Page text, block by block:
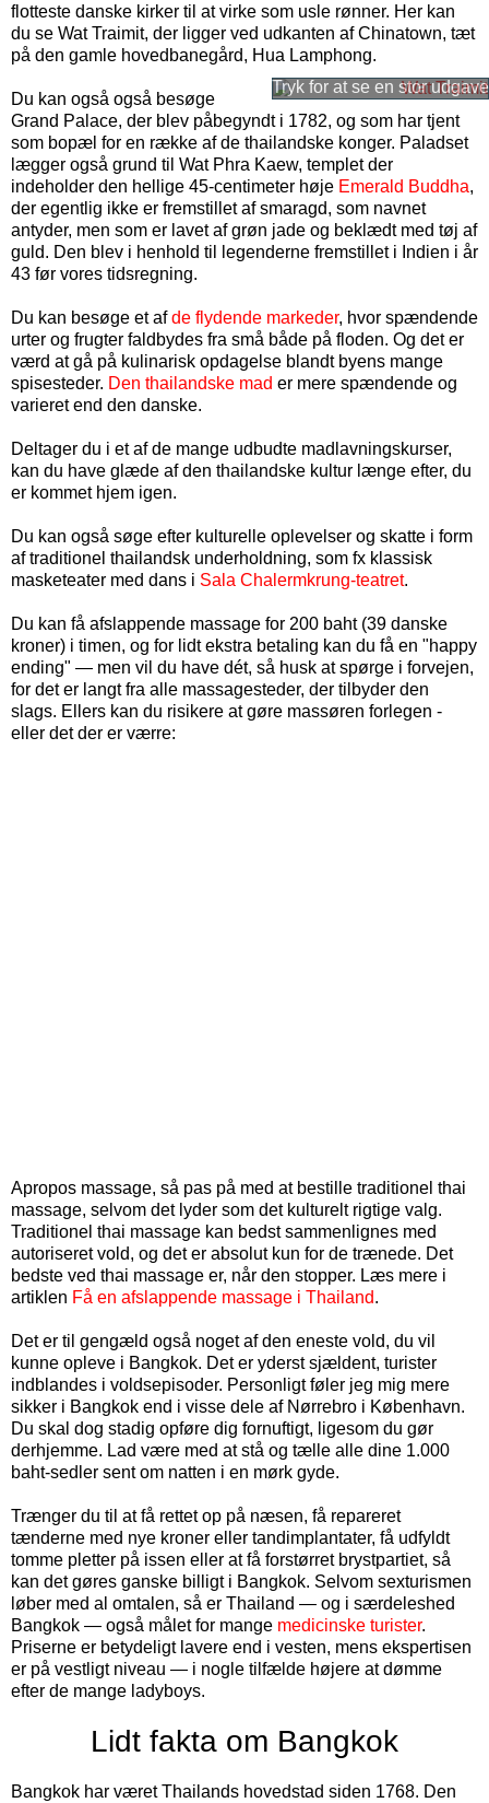
flotteste danske kirker til at virke som usle rønner. Her kan
du se Wat Traimit, der ligger ved udkanten af Chinatown, tæt
på den gamle hovedbanegård, Hua Lamphong.
Du kan også også besøge
Grand Palace, der blev påbegyndt i 1782, og som har tjent
som bopæl for en række af de thailandske konger. Paladset
lægger også grund til Wat Phra Kaew, templet der
indeholder den hellige 45-centimeter høje Emerald Buddha,
der egentlig ikke er fremstillet af smaragd, som navnet
antyder, men som er lavet af grøn jade og beklædt med tøj af
guld. Den blev i henhold til legenderne fremstillet i Indien i år
43 før vores tidsregning.
Du kan besøge et afde flydende markeder, hvor spændende
urter og frugter faldbydes fra små både på floden. Og det er
værd at gå på kulinarisk opdagelse blandt byens mange
spisesteder. Den thailandske mad er mere spændende og
varieret end den danske.
Deltager du i et af de mange udbudte madlavningskurser,
kan du have glæde af den thailandske kultur længe efter, du
er kommet hjem igen.
Du kan også søge efter kulturelle oplevelser og skatte i form
af traditionel thailandsk underholdning, som fx klassisk
masketeater med dans i Sala Chalermkrung-teatret.
Du kan få afslappende massage for 200 baht (39 danske
kroner) i timen, og for lidt ekstra betaling kan du få en "happy
ending" — men vil du have dét, så husk at spørge i forvejen,
for det er langt fra alle massagesteder, der tilbyder den
slags. Ellers kan du risikere at gøre massøren forlegen -
eller det der er værre:
Apropos massage, så pas på med at bestille traditionel thai
massage, selvom det lyder som det kulturelt rigtige valg.
Traditionel thai massage kan bedst sammenlignes med
autoriseret vold, og det er absolut kun for de trænede. Det
bedste ved thai massage er, når den stopper. Læs mere i
artiklen Få en afslappende massage i Thailand.
Det er til gengæld også noget af den eneste vold, du vil
kunne opleve i Bangkok. Det er yderst sjældent, turister
indblandes i voldsepisoder. Personligt føler jeg mig mere
sikker i Bangkok end i visse dele af Nørrebro i København.
Du skal dog stadig opføre dig fornuftigt, ligesom du gør
derhjemme. Lad være med at stå og tælle alle dine 1.000
baht-sedler sent om natten i en mørk gyde.
Trænger du til at få rettet op på næsen, få repareret
tænderne med nye kroner eller tandimplantater, få udfyldt
tomme pletter på issen eller at få forstørret brystpartiet, så
kan det gøres ganske billigt i Bangkok. Selvom sexturismen
løber med al omtalen, så er Thailand — og i særdeleshed
Bangkok — også målet for mange medicinske turister.
Priserne er betydeligt lavere end i vesten, mens ekspertisen
er på vestligt niveau — i nogle tilfælde højere at dømme
efter de mange ladyboys.
Lidt fakta om Bangkok
Bangkok har været Thailands hovedstad siden 1768. Den